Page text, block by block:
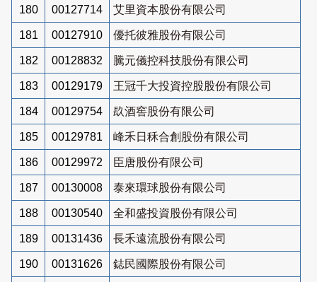
180 00127714 艾里資本股份有限公司
181 00127910 優托彼雅股份有限公司
182 00128832 騰元儀控科技股份有限公司
183 00129179 王冠千大投資控股股份有限公司
184 00129754 镹酒窖股份有限公司
185 00129781 峰禾日秝合創股份有限公司
186 00129972 臣唐股份有限公司
187 00130008 泰來環球股份有限公司
188 00130540 全和盛投資股份有限公司
189 00131436 長禾遠流股份有限公司
190 00131626 鋕民國際股份有限公司